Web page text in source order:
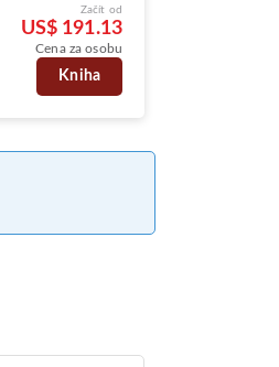
Začít od
US$ 191.13
Cena za osobu
Kniha